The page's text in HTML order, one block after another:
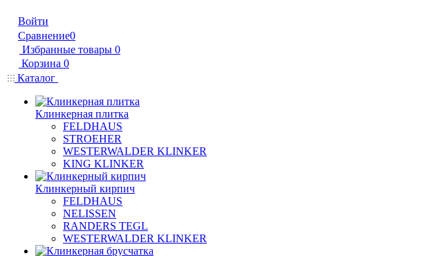
Войти
Сравнение0
Избранные товары 0
Корзина 0
Каталог
Клинкерная плитка
FELDHAUS
STROEHER
WESTERWALDER KLINKER
KING KLINKER
Клинкерный кирпич
FELDHAUS
NELISSEN
RANDERS TEGL
WESTERWALDER KLINKER